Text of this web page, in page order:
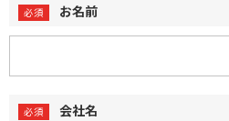
お名前
会社名